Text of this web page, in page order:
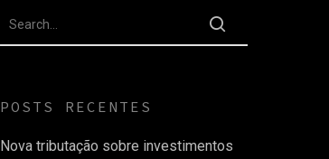
POSTS RECENTES
Nova tributação sobre investimentos